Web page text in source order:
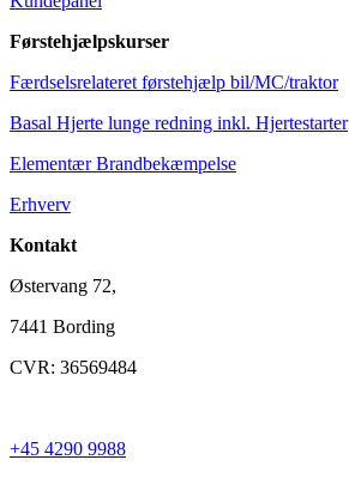
Førstehjælpskurser
Færdselsrelateret førstehjælp bil/MC/traktor
Basal Hjerte lunge redning inkl. Hjertestarter
Elementær Brandbekæmpelse
Erhverv
Kontakt
Østervang 72,
7441 Bording
CVR: 36569484
+45 4290 9988